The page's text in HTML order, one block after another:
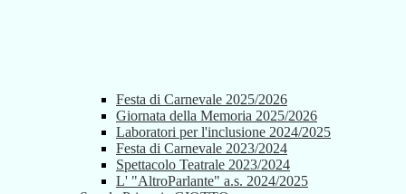
Festa di Carnevale 2025/2026
Giornata della Memoria 2025/2026
Laboratori per l'inclusione 2024/2025
Festa di Carnevale 2023/2024
Spettacolo Teatrale 2023/2024
L' "AltroParlante" a.s. 2024/2025